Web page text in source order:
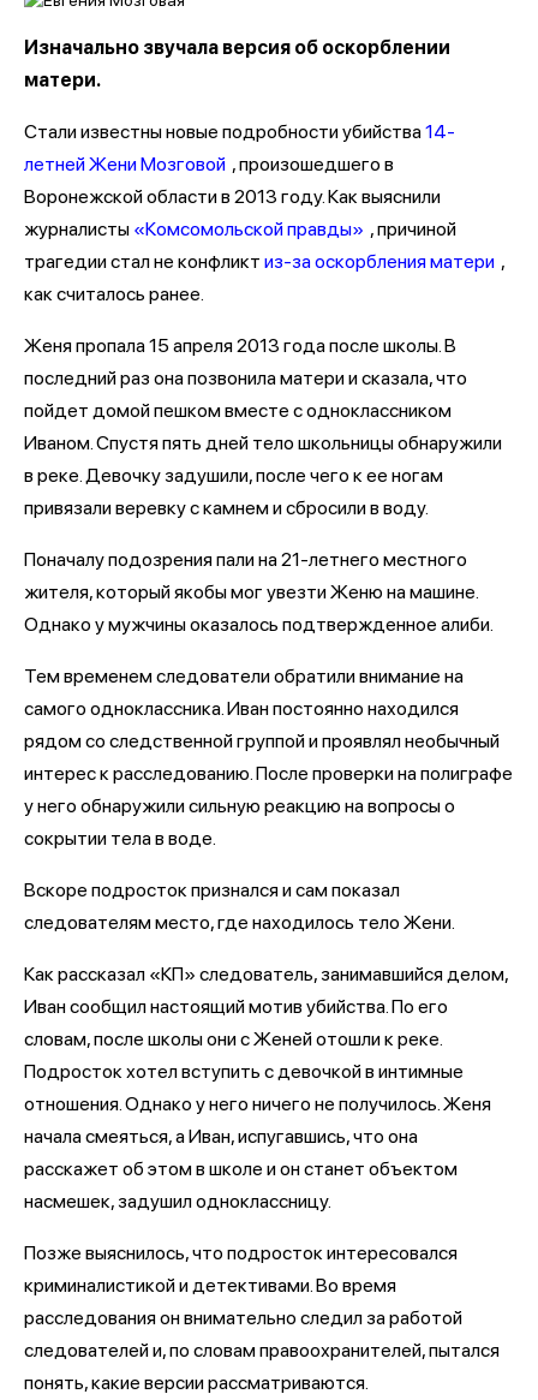
Изначально звучала версия об оскорблении
матери.
Стали известны новые подробности убийства14-
летней Жени Мозговой , произошедшего в
Воронежской области в 2013 году. Как выяснили
журналисты «Комсомольской правды» , причиной
трагедии стал не конфликт из-за оскорбления матери ,
как считалось ранее.
Женя пропала 15 апреля 2013 года после школы. В
последний раз она позвонила матери и сказала, что
пойдет домой пешком вместе с одноклассником
Иваном. Спустя пять дней тело школьницы обнаружили
в реке. Девочку задушили, после чего к ее ногам
привязали веревку с камнем и сбросили в воду.
Поначалу подозрения пали на 21-летнего местного
жителя, который якобы мог увезти Женю на машине.
Однако у мужчины оказалось подтвержденное алиби.
Тем временем следователи обратили внимание на
самого одноклассника. Иван постоянно находился
рядом со следственной группой и проявлял необычный
интерес к расследованию. После проверки на полиграфе
у него обнаружили сильную реакцию на вопросы о
сокрытии тела в воде.
Вскоре подросток признался и сам показал
следователям место, где находилось тело Жени.
Как рассказал «КП» следователь, занимавшийся делом,
Иван сообщил настоящий мотив убийства. По его
словам, после школы они с Женей отошли к реке.
Подросток хотел вступить с девочкой в интимные
отношения. Однако у него ничего не получилось. Женя
начала смеяться, а Иван, испугавшись, что она
расскажет об этом в школе и он станет объектом
насмешек, задушил одноклассницу.
Позже выяснилось, что подросток интересовался
криминалистикой и детективами. Во время
расследования он внимательно следил за работой
следователей и, по словам правоохранителей, пытался
понять, какие версии рассматриваются.